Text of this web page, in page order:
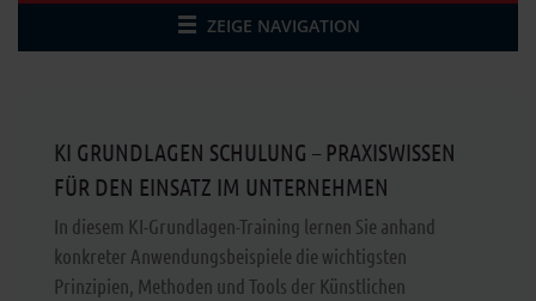
ZEIGE NAVIGATION
KI GRUNDLAGEN SCHULUNG – PRAXISWISSEN
FÜR DEN EINSATZ IM UNTERNEHMEN
In diesem KI-Grundlagen-Training lernen Sie anhand
konkreter Anwendungsbeispiele die wichtigsten
Prinzipien, Methoden und Tools der Künstlichen